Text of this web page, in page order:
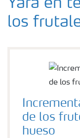
Yara en
los
de los
hueso